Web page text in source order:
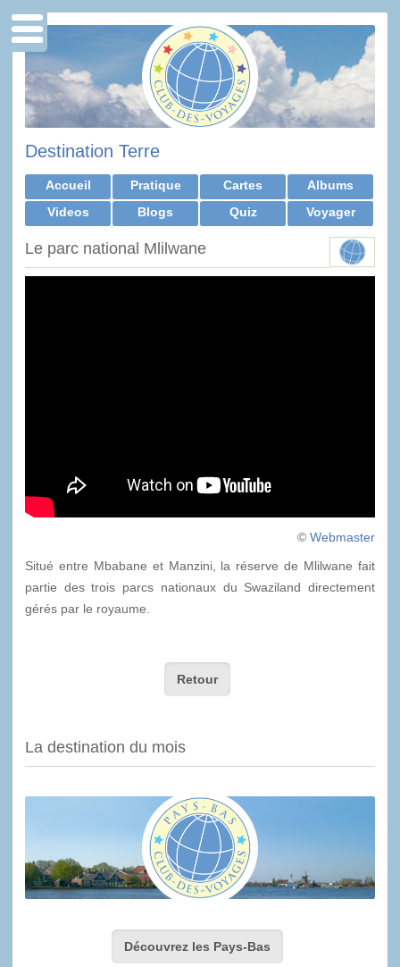
Destination Terre
Accueil Pratique Cartes
Albums
Videos
Blogs Quiz Voyager
Le parc national Mlilwane
© Webmaster
Situé entre Mbabane et Manzini, la réserve de Mlilwane fait
partie des trois parcs nationaux du Swaziland directement
gérés par le royaume.
Retour
La destination du mois
Découvrez les Pays-Bas